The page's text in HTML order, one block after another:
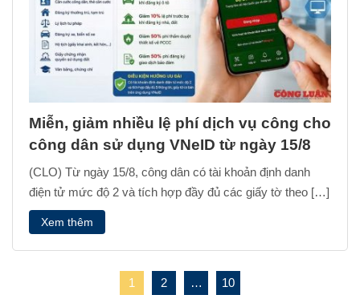
Miễn, giảm nhiều lệ phí dịch vụ công cho
công dân sử dụng VNeID từ ngày 15/8
(CLO) Từ ngày 15/8, công dân có tài khoản định danh
điện tử mức độ 2 và tích hợp đầy đủ các giấy tờ theo […]
Xem thêm
1 2 … 10